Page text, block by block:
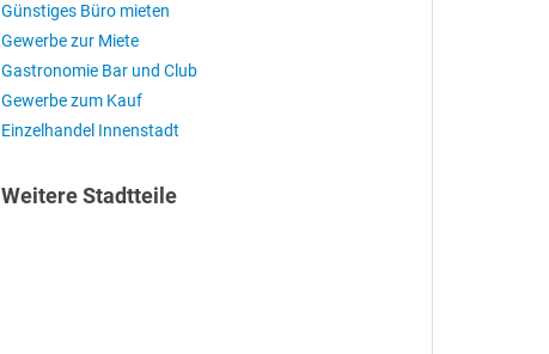
Günstiges Büro mieten
Gewerbe zur Miete
Gastronomie Bar und Club
Gewerbe zum Kauf
Einzelhandel Innenstadt
Weitere Stadtteile